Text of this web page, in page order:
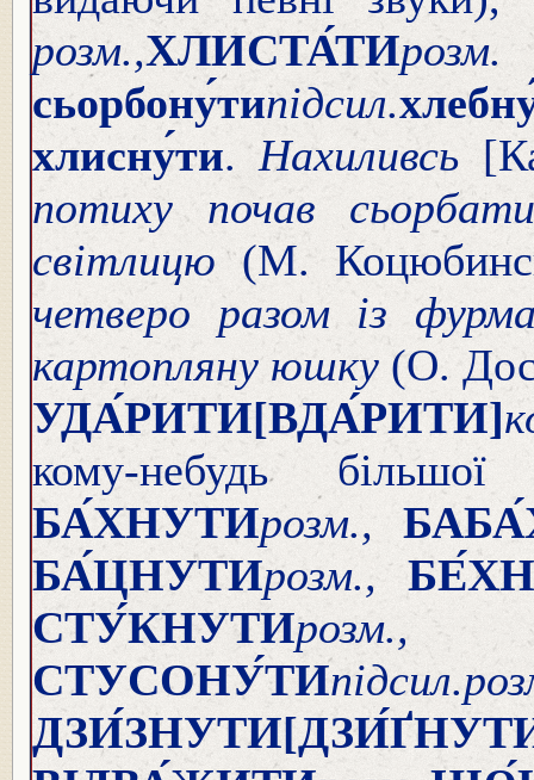
розм.,ХЛИСТА́ТИрозм.
сьорбону́типідсил.
хлисну́ти.Нахиливсь
потиху почав
світлицю (М.
четверо разом із
картопляну юшку (О.
УДА́РИТИ[ВДА́РИТИ]
кому-небудь
БА́ХНУТИрозм.,
БА́ЦНУТИрозм.,
СТУ́КНУТИ
СТУСОНУ́ТИпідсил.
ДЗИ́ЗНУТИ